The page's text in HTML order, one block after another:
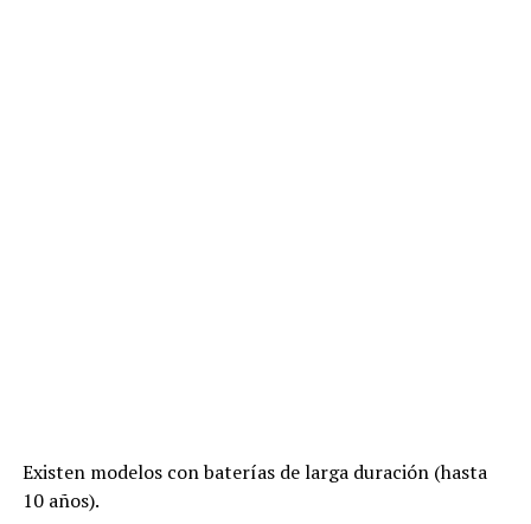
Existen modelos con baterías de larga duración (hasta
10 años).